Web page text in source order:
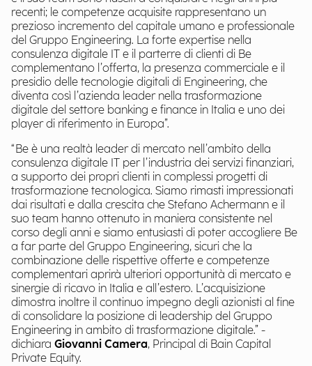
recenti; le competenze acquisite rappresentano un
prezioso incremento del capitale umano e professionale
del Gruppo Engineering. La forte expertise nella
consulenza digitale IT e il parterre di clienti di Be
complementano l’offerta, la presenza commerciale e il
presidio delle tecnologie digitali di Engineering, che
diventa così l’azienda leader nella trasformazione
digitale del settore banking e finance in Italia e uno dei
player di riferimento in Europa”.
“Be è una realtà leader di mercato nell’ambito della
consulenza digitale IT per l’industria dei servizi finanziari,
a supporto dei propri clienti in complessi progetti di
trasformazione tecnologica. Siamo rimasti impressionati
dai risultati e dalla crescita che Stefano Achermann e il
suo team hanno ottenuto in maniera consistente nel
corso degli anni e siamo entusiasti di poter accogliere Be
a far parte del Gruppo Engineering, sicuri che la
combinazione delle rispettive offerte e competenze
complementari aprirà ulteriori opportunità di mercato e
sinergie di ricavo in Italia e all’estero. L’acquisizione
dimostra inoltre il continuo impegno degli azionisti al fine
di consolidare la posizione di leadership del Gruppo
Engineering in ambito di trasformazione digitale.” -
dichiara Giovanni Camera, Principal di Bain Capital
Private Equity.